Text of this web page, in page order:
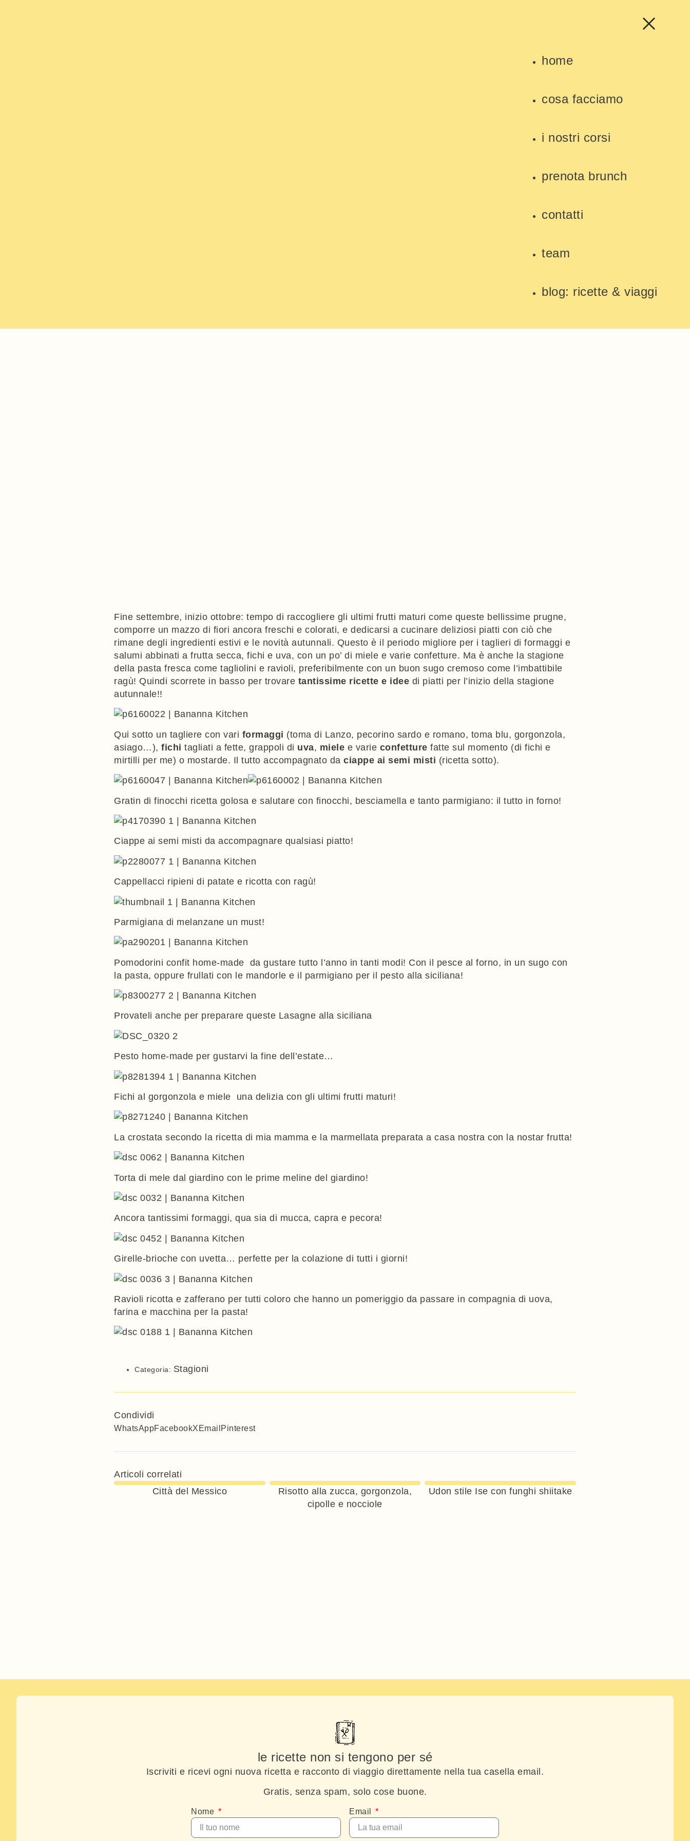
home
cosa facciamo
i nostri corsi
prenota brunch
contatti
team
blog: ricette & viaggi
Fine settembre, inizio ottobre: tempo di raccogliere gli ultimi frutti maturi come queste bellissime prugne,
comporre un mazzo di fiori ancora freschi e colorati, e dedicarsi a cucinare deliziosi piatti con ciò che
rimane degli ingredienti estivi e le novità autunnali. Questo è il periodo migliore per i taglieri di formaggi e
salumi abbinati a frutta secca, fichi e uva, con un po’ di miele e varie confetture. Ma è anche la stagione
della pasta fresca come tagliolini e ravioli, preferibilmente con un buon sugo cremoso come l’imbattibile
ragù! Quindi scorrete in basso per trovare tantissime ricette e idee di piatti per l’inizio della stagione
autunnale!!
Qui sotto un tagliere con vari formaggi (toma di Lanzo, pecorino sardo e romano, toma blu, gorgonzola,
asiago…), fichi tagliati a fette, grappoli di uva, miele e varie confetture fatte sul momento (di fichi e
mirtilli per me) o mostarde. Il tutto accompagnato da ciappe ai semi misti (ricetta sotto).
Gratin di finocchi ricetta golosa e salutare con finocchi, besciamella e tanto parmigiano: il tutto in forno!
Ciappe ai semi misti da accompagnare qualsiasi piatto!
Cappellacci ripieni di patate e ricotta con ragù!
Parmigiana di melanzane un must!
Pomodorini confit home-made da gustare tutto l’anno in tanti modi! Con il pesce al forno, in un sugo con
la pasta, oppure frullati con le mandorle e il parmigiano per il pesto alla siciliana!
Provateli anche per preparare queste Lasagne alla siciliana
Pesto home-made per gustarvi la fine dell’estate…
Fichi al gorgonzola e miele una delizia con gli ultimi frutti maturi!
La crostata secondo la ricetta di mia mamma e la marmellata preparata a casa nostra con la nostar frutta!
Torta di mele dal giardino con le prime meline del giardino!
Ancora tantissimi formaggi, qua sia di mucca, capra e pecora!
Girelle-brioche con uvetta… perfette per la colazione di tutti i giorni!
Ravioli ricotta e zafferano per tutti coloro che hanno un pomeriggio da passare in compagnia di uova,
farina e macchina per la pasta!
Categoria: Stagioni
Condividi
WhatsAppFacebookX Email Pinterest
Articoli correlati
Città del Messico
Risotto alla zucca, gorgonzola,
cipolle e nocciole
Udon stile Ise con funghi shiitake
le ricette non si tengono per sé
Iscriviti e ricevi ogni nuova ricetta e racconto di viaggio direttamente nella tua casella email.
Gratis, senza spam, solo cose buone.
Nome Email